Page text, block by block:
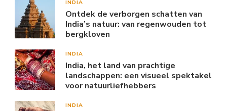
INDIA
Ontdek de verborgen schatten van
India’s natuur: van regenwouden tot
bergkloven
INDIA
India, het land van prachtige
landschappen: een visueel spektakel
voor natuurliefhebbers
INDIA